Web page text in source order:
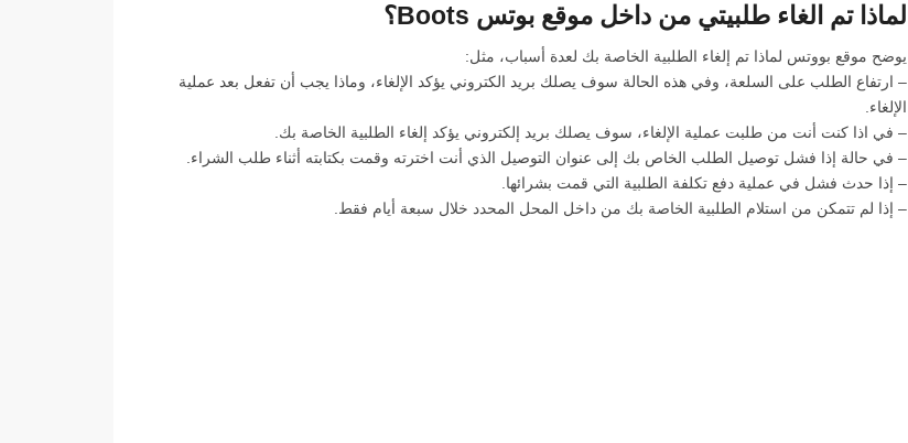
لماذا تم الغاء طلبيتي من داخل موقع بوتس Boots؟
يوضح موقع بووتس لماذا تم إلغاء الطلبية الخاصة بك لعدة أسباب، مثل:
– ارتفاع الطلب على السلعة، وفي هذه الحالة سوف يصلك بريد الكتروني يؤكد الإلغاء، وماذا يجب أن تفعل بعد عملية
الإلغاء.
– في اذا كنت أنت من طلبت عملية الإلغاء، سوف يصلك بريد إلكتروني يؤكد إلغاء الطلبية الخاصة بك.
– في حالة إذا فشل توصيل الطلب الخاص بك إلى عنوان التوصيل الذي أنت اخترته وقمت بكتابته أثناء طلب الشراء.
– إذا حدث فشل في عملية دفع تكلفة الطلبية التي قمت بشرائها.
– إذا لم تتمكن من استلام الطلبية الخاصة بك من داخل المحل المحدد خلال سبعة أيام فقط.